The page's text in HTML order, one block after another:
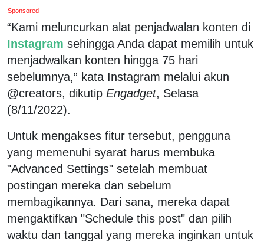
Sponsored
“Kami meluncurkan alat penjadwalan konten di
Instagram sehingga Anda dapat memilih untuk
menjadwalkan konten hingga 75 hari
sebelumnya,” kata Instagram melalui akun
@creators, dikutip Engadget, Selasa
(8/11/2022).
Untuk mengakses fitur tersebut, pengguna
yang memenuhi syarat harus membuka
"Advanced Settings" setelah membuat
postingan mereka dan sebelum
membagikannya. Dari sana, mereka dapat
mengaktifkan "Schedule this post" dan pilih
waktu dan tanggal yang mereka inginkan untuk